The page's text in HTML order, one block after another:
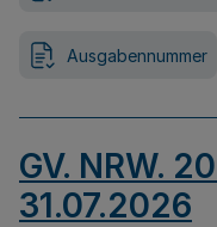
Ausgabennummer
GV. NRW.
31.07.2026